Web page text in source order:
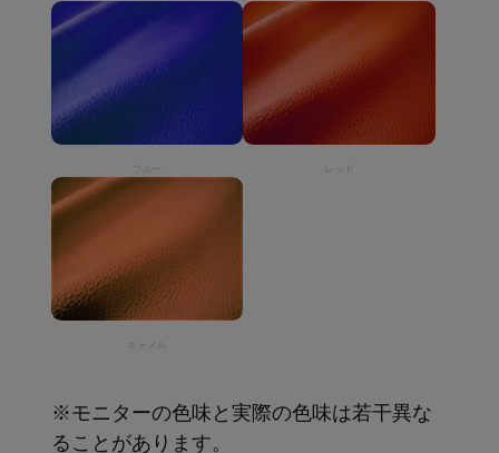
ブルー
※モニターの色味と実際の色味は若干異な
ることがあります。